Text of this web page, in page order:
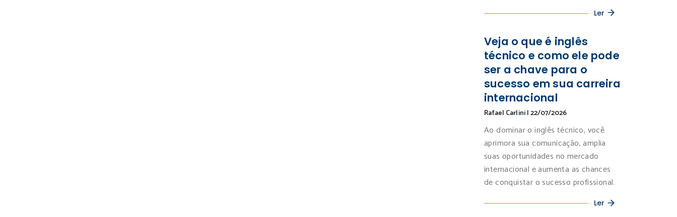
Ler
Veja o que é inglês
técnico e como ele pode
ser a chave para o
sucesso em sua carreira
internacional
Rafael Carlini|22/07/2026
Ao dominar o inglês técnico, você
aprimora sua comunicação, amplia
suas oportunidades no mercado
internacional e aumenta as chances
de conquistar o sucesso profissional.
Ler